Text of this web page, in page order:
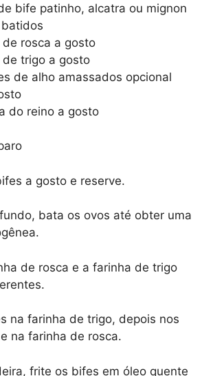
bife patinho, alcatra ou mignon
rosca a gosto
trigo a gosto
de alho amassados opcional
do reino a gosto
a gosto e reserve.
bata os ovos até obter uma
de rosca e a farinha de trigo
na farinha de trigo, depois nos
na farinha de rosca.
frite os bifes em óleo quente